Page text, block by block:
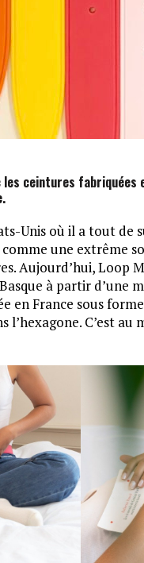
ceintures fabriquées
Unis où il a tout
une extrême
Aujourd’hui, Loop
à partir d’une
en France sous
l’hexagone. C’est